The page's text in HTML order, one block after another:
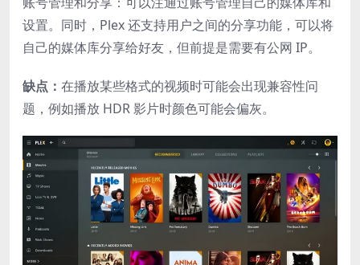
设置。同时，Plex 还支持用户之间的分享功能，可以将
自己的媒体库分享给好友，但前提是需要有公网 IP。
缺点： 在播放某些格式的视频时可能会出现兼容性问
题，例如播放 HDR 影片时颜色可能会偏灰。